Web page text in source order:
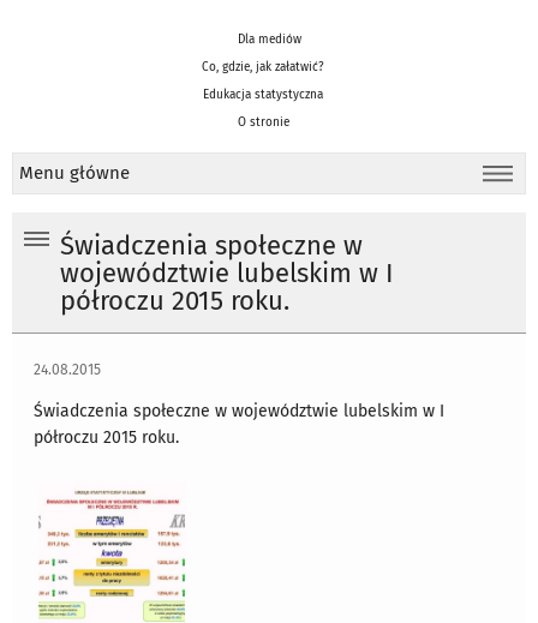
Dla mediów
Co, gdzie, jak załatwić?
Edukacja statystyczna
O stronie
Menu główne
Świadczenia społeczne w
województwie lubelskim w I
półroczu 2015 roku.
24.08.2015
Świadczenia społeczne w województwie lubelskim w I
półroczu 2015 roku.